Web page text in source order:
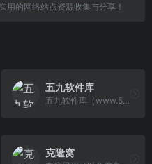
用的网络站点资源收集与分享！
五九软件库
五九软件库（www.5909.net）提供免费的电脑软件下载、APP软件下载、手机应用下载、Mac苹果软件下载，本站全力打造一个安全、快速、绿色、无病毒的软件和
克隆窝